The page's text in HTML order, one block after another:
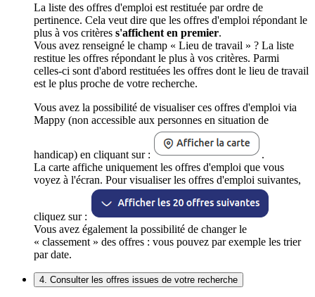
La liste des offres d'emploi est restituée par ordre de
pertinence. Cela veut dire que les offres d'emploi répondant le
plus à vos critères s'affichent en premier.
Vous avez renseigné le champ « Lieu de travail » ? La liste
restitue les offres répondant le plus à vos critères. Parmi
celles-ci sont d'abord restituées les offres dont le lieu de travail
est le plus proche de votre recherche.
Vous avez la possibilité de visualiser ces offres d'emploi via
Mappy (non accessible aux personnes en situation de
handicap) en cliquant sur :
.
La carte affiche uniquement les offres d'emploi que vous
voyez à l'écran. Pour visualiser les offres d'emploi suivantes,
cliquez sur :
Vous avez également la possibilité de changer le
« classement » des offres : vous pouvez par exemple les trier
par date.
4. Consulter les offres issues de votre recherche